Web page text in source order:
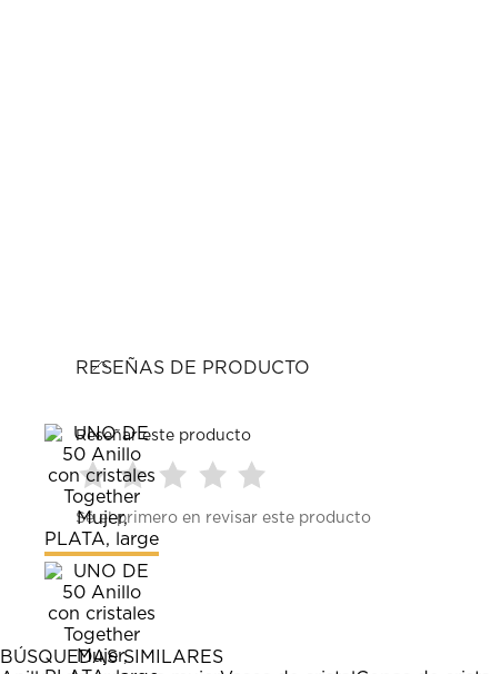
RESEÑAS DE PRODUCTO
Reseñar este producto
Seleccionar
para
calificar
el
artículo
con
1
estrella
Esta
Seleccionar
para
calificar
el
artículo
con
2
estrellas.
Esta
para
calificar
estrellas.
Esta
para
estrellas.
Esta
para
Sé el primero en revisar este producto
BÚSQUEDAS SIMILARES